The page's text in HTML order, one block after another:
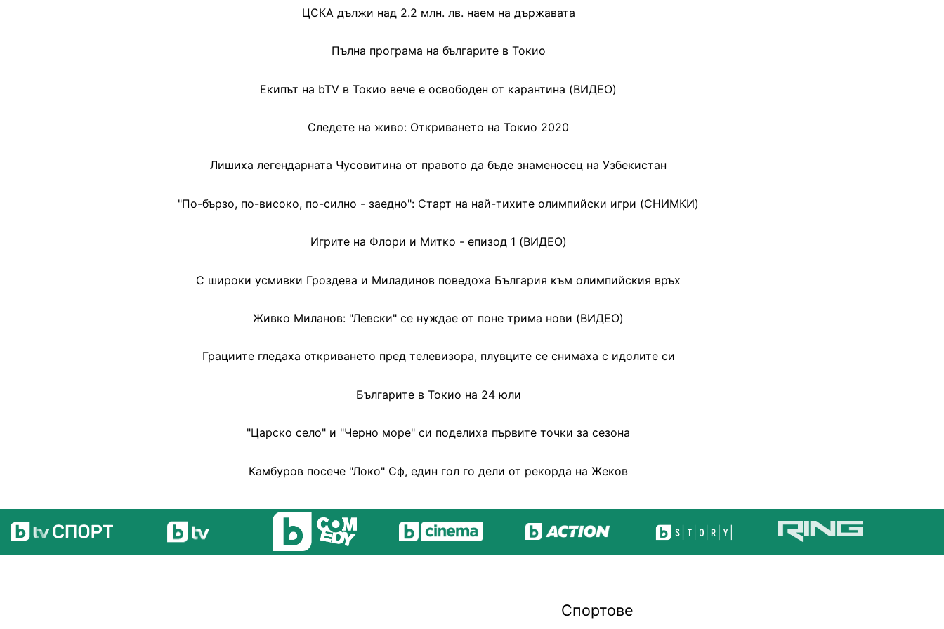
ЦСКА дължи над 2.2 млн. лв. наем на държавата
Пълна програма на българите в Токио
Екипът на bTV в Токио вече е освободен от карантина (ВИДЕО)
Следете на живо: Откриването на Токио 2020
Лишиха легендарната Чусовитина от правото да бъде знаменосец на Узбекистан
"По-бързо, по-високо, по-силно - заедно": Старт на най-тихите олимпийски игри (СНИМКИ)
Игрите на Флори и Митко - епизод 1 (ВИДЕО)
С широки усмивки Гроздева и Миладинов поведоха България към олимпийския връх
Живко Миланов: "Левски" се нуждае от поне трима нови (ВИДЕО)
Грациите гледаха откриването пред телевизора, плувците се снимаха с идолите си
Българите в Токио на 24 юли
"Царско село" и "Черно море" си поделиха първите точки за сезона
Камбуров посече "Локо" Сф, един гол го дели от рекорда на Жеков
Спортове